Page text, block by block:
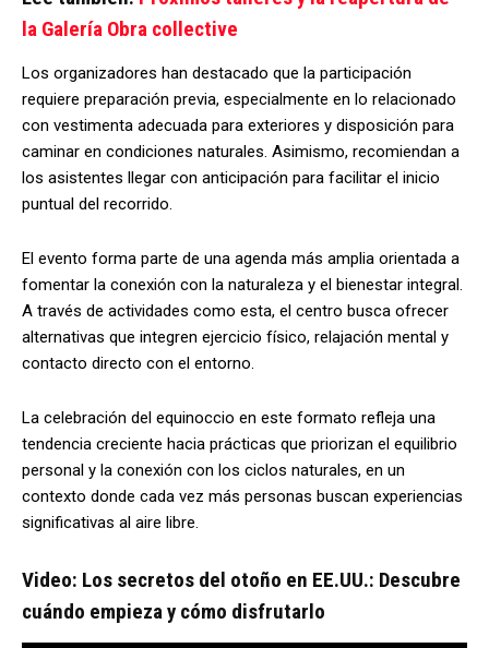
la Galería Obra collective
Los organizadores han destacado que la participación
requiere preparación previa, especialmente en lo relacionado
con vestimenta adecuada para exteriores y disposición para
caminar en condiciones naturales. Asimismo, recomiendan a
los asistentes llegar con anticipación para facilitar el inicio
puntual del recorrido.
El evento forma parte de una agenda más amplia orientada a
fomentar la conexión con la naturaleza y el bienestar integral.
A través de actividades como esta, el centro busca ofrecer
alternativas que integren ejercicio físico, relajación mental y
contacto directo con el entorno.
La celebración del equinoccio en este formato refleja una
tendencia creciente hacia prácticas que priorizan el equilibrio
personal y la conexión con los ciclos naturales, en un
contexto donde cada vez más personas buscan experiencias
significativas al aire libre.
Video: Los secretos del otoño en EE.UU.: Descubre
cuándo empieza y cómo disfrutarlo